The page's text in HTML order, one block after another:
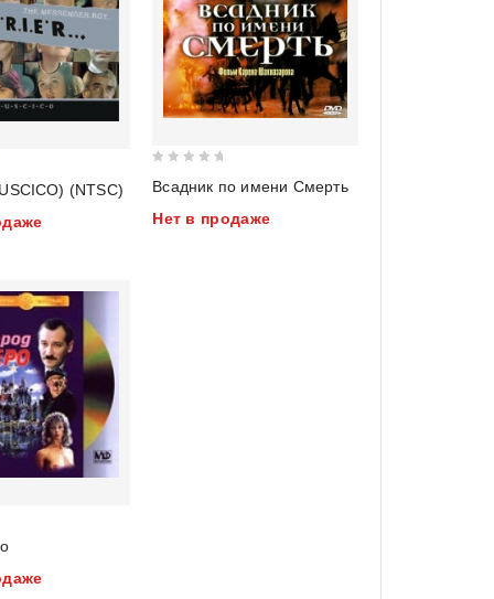
(NTSC)
of
Всадник по имени Смерть
Нет в продаже